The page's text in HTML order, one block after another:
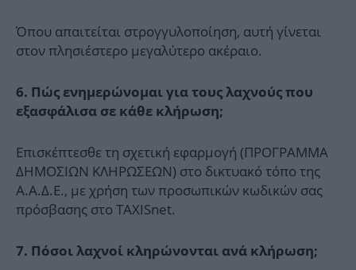
Όπου απαιτείται στρογγυλοποίηση, αυτή γίνεται
στον πλησιέστερο μεγαλύτερο ακέραιο.
6. Πώς ενημερώνομαι για τους λαχνούς που
εξασφάλισα σε κάθε κλήρωση;
Επισκέπτεσθε τη σχετική εφαρμογή (ΠΡΟΓΡΑΜΜΑ
ΔΗΜΟΣΙΩΝ ΚΛΗΡΩΣΕΩΝ) στο δικτυακό τόπο της
Α.Α.Δ.Ε., με χρήση των προσωπικών κωδικών σας
πρόσβασης στο TAXISnet.
7. Πόσοι λαχνοί κληρώνονται ανά κλήρωση;